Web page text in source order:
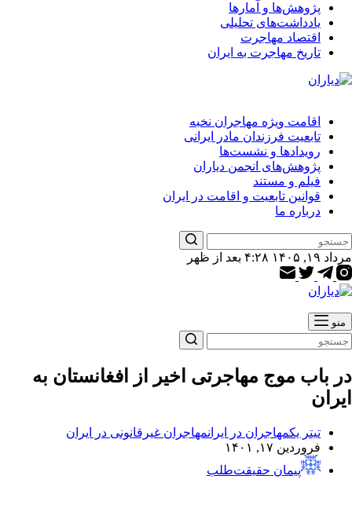
پژوهش‌ها و آمارها
یادداشت‌های تحلیلی
اقتصاد مهاجرت
تاریخ مهاجرت به ایران
اقامت ویژه مهاجران نخبه
تابعیت فرزندان مادر ایرانی
رویدادها و نشست‌ها
پژوهش‌های انجمن دیاران
فیلم و مستند
قوانین تابعیت و اقامت در ایران
درباره ما
مرداد ۱۹, ۱۴۰۵ ۴:۲۸ بعد از ظهر
منو
در باب موج مهاجرتی اخیر از افغانستان به
ایران
تیتر یکمهاجران در ایرانمهاجران غیرقانونی در ایران
فروردین ۱۷, ۱۴۰۱
پیمان حقیقت‌طلب